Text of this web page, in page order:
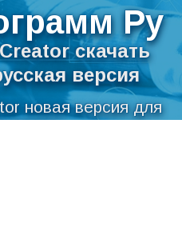
Ру
скачать
версия
новая версия для